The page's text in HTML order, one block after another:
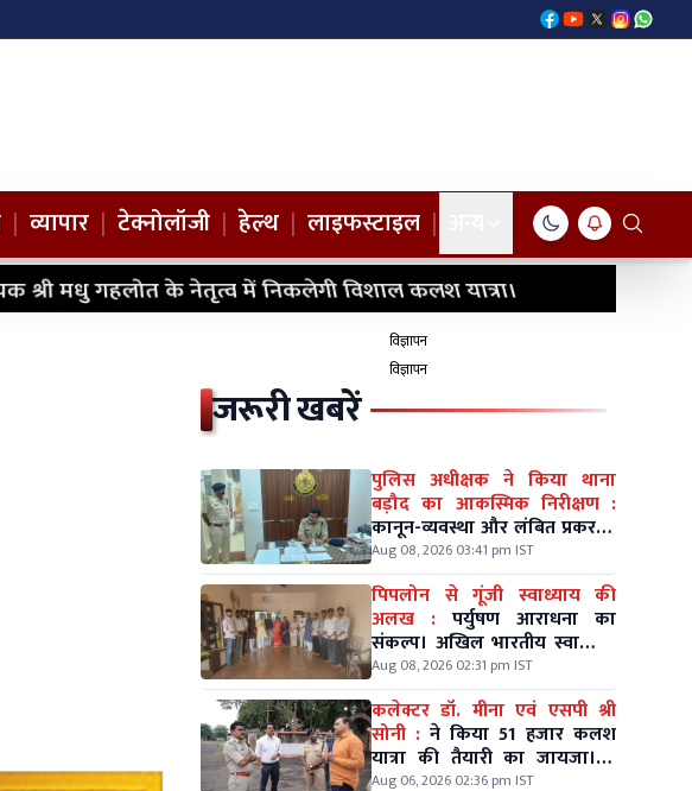
| व्यापार | टेक्नोलॉजी | हेल्थ | लाइफस्टाइल |
श्री मधु गहलोत के नेतृत्व में निकलेगी विशाल कलश यात्रा।
विज्ञापन
विज्ञापन
जरूरी खबरें
पुलिस अधीक्षक ने किया थाना
बड़ौद का आकस्मिक निरीक्षण :
कानून-व्यवस्था और लंबित प्रकरणों
की विस्तृत समीक्षा की
Aug 08, 2026 03:41 pm IST
पिपलोन से गूंजी स्वाध्याय की
अलख : पर्युषण आराधना का
संकल्प। अखिल भारतीय स्वाध्याय
महासंघ की जागरण यात्रा का
शुभारंभ
Aug 08, 2026 02:31 pm IST
कलेक्टर डॉ. मीना एवं एसपी श्री
सोनी : ने किया 51 हजार कलश
यात्रा की तैयारी का जायजा।10
अगस्त को विधायक श्री मधु गहलोत
Aug 06, 2026 02:36 pm IST